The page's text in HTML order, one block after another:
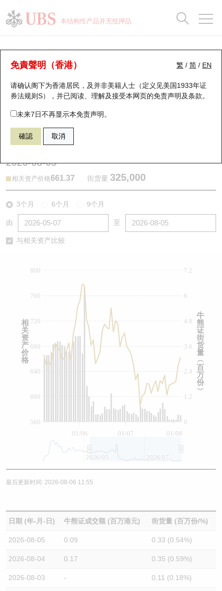
本结构性产品并无抵押品
繁 / 简 / EN
免責聲明（香港）
请确认阁下为香港居民，及并非美籍人士（定义见美国1933年证
券法规则S），并已阅读、理解及接受本网页的免责声明及条款。
未来7日不再显示本免责声明。
確認 取消
牛熊证分析仪
表现 街货统计 比较
60356 瑞银熊证 3750 宁德时代
2026-08-05
相关资产价格661.37 街货量 325,000
3个月 6个月 9个月
由 至
与相关资产比较
01/06 01/07 01/08
0
6
1.2
2.4
3.6
4.8
7.2
560
600
640
680
720
760
800
2026/05 2026/07
牛
熊
证
街
货
量
︵
百
万
份
︶
相
关
资
产
价
格
最后更新时间: 2026-08-06 11:55
日期 (年-月-日) 牛熊证成交额 (百万港元) 街货量 (百万份/%)
2026-08-05 0.09 0.33 (0.54%)
2026-08-04 0.17 0.35 (0.59%)
2026-08-03 - 0.11 (0.18%)
瑞银认股证一览
新发行瑞银认股证
即将到期认股证
认股证到期结算价查找
认股证分析仪
认股证/牛熊证日志
认股证文件及公告 (瑞信)
街货统计
比较
牛熊全景快搜
牛熊证搜寻
牛熊证街货分布图
正股牛熊证列表
新发行瑞银牛熊证
牛熊证到期结算价查找
牛熊证文件及公告 (瑞信)
街货统计
比较
十大升幅/跌幅
十大认股证成交分布
十天股证占大市成交
资金流
街货统计
正股分析仪
二十大活跃股份
恒指成份股
国指成份股
科指成份股
中资ETFs溢价比较
收市竞价变化
持股比重
显示所有持股比重
每月轮证大市专题
轮证专栏
讲座及教育短片
认股证投资者教育
牛熊证投资者教育